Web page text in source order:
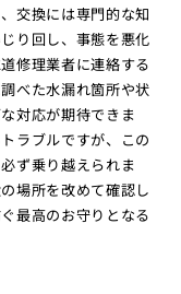
交換には専門的な知
り回し、事態を悪化
修理業者に連絡する
べた水漏れ箇所や状
対応が期待できま
ラブルですが、この
ず乗り越えられま
場所を改めて確認し
最高のお守りとなる